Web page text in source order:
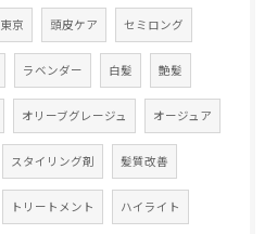
東京 頭皮ケア セミロング
ラベンダー 白髪 艶髪
オリーブグレージュ オージュア
スタイリング剤 髪質改善
トリートメント ハイライト